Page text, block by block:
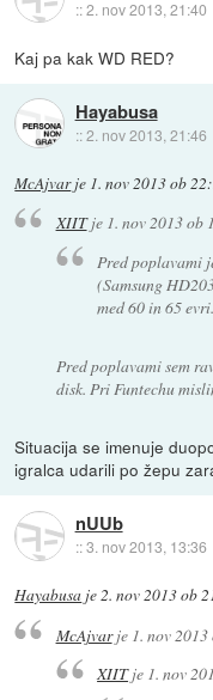
::2. nov 2013, 21:40
Kaj pa kak WD RED?
Hayabusa
::2. nov 2013, 21:46
McAjvarje 1. nov 2013 ob
XIITje 1. nov 2013 ob
Pred poplavami
(Samsung
med 60 in 65 evri.
Pred poplavami sem
disk. Pri Funtechu
Situacija se imenuje
igralca udarili po žepu
nUUb
::3. nov 2013, 13:36
Hayabusa je2. nov 2013 ob
McAjvarje 1. nov
XIITje 1. nov